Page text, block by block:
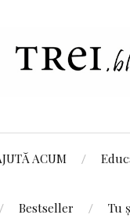
ACUM
Bestseller Tu